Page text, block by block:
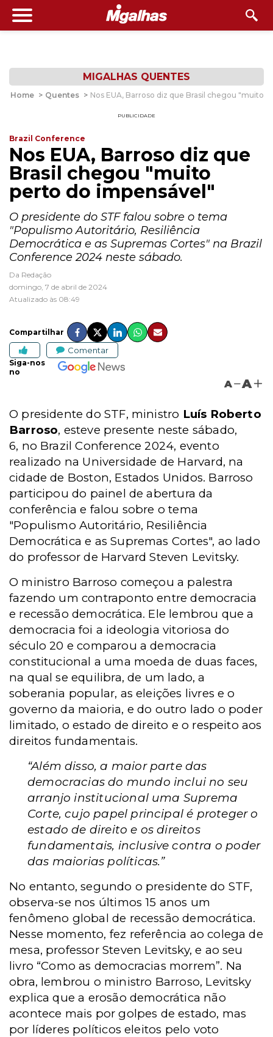
MIGALHAS QUENTES
Home > Quentes > Nos EUA, Barroso diz que Brasil chegou "muito
PUBLICIDADE
Brazil Conference
Nos EUA, Barroso diz que
Brasil chegou "muito
perto do impensável"
O presidente do STF falou sobre o tema
"Populismo Autoritário, Resiliência
Democrática e as Supremas Cortes" na Brazil
Conference 2024 neste sábado.
Da Redação
domingo, 7 de abril de 2024
Atualizado às 08:49
Compartilhar
Comentar
Siga-nos
no
A A
O presidente do STF, ministro Luís Roberto
Barroso, esteve presente neste sábado,
6, no Brazil Conference 2024, evento
realizado na Universidade de Harvard, na
cidade de Boston, Estados Unidos. Barroso
participou do painel de abertura da
conferência e falou sobre o tema
"Populismo Autoritário, Resiliência
Democrática e as Supremas Cortes", ao lado
do professor de Harvard Steven Levitsky.
O ministro Barroso começou a palestra
fazendo um contraponto entre democracia
e recessão democrática. Ele lembrou que a
democracia foi a ideologia vitoriosa do
século 20 e comparou a democracia
constitucional a uma moeda de duas faces,
na qual se equilibra, de um lado, a
soberania popular, as eleições livres e o
governo da maioria, e do outro lado o poder
limitado, o estado de direito e o respeito aos
direitos fundamentais.
“Além disso, a maior parte das
democracias do mundo inclui no seu
arranjo institucional uma Suprema
Corte, cujo papel principal é proteger o
estado de direito e os direitos
fundamentais, inclusive contra o poder
das maiorias políticas.”
No entanto, segundo o presidente do STF,
observa-se nos últimos 15 anos um
fenômeno global de recessão democrática.
Nesse momento, fez referência ao colega de
mesa, professor Steven Levitsky, e ao seu
livro “Como as democracias morrem”. Na
obra, lembrou o ministro Barroso, Levitsky
explica que a erosão democrática não
acontece mais por golpes de estado, mas
por líderes políticos eleitos pelo voto